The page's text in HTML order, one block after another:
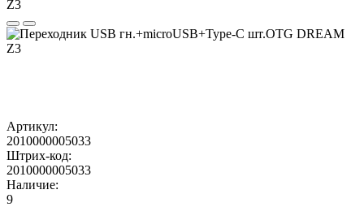
Артикул:
2010000005033
Штрих-код:
2010000005033
Наличие:
9